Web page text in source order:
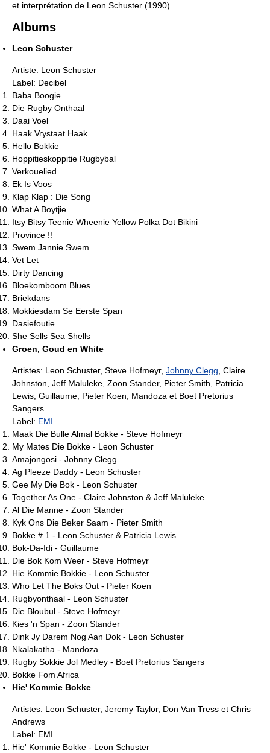
et interprétation de Leon Schuster (1990)
Albums
Leon Schuster
Artiste: Leon Schuster
Label: Decibel
Baba Boogie
Die Rugby Onthaal
Daai Voel
Haak Vrystaat Haak
Hello Bokkie
Hoppitieskoppitie Rugbybal
Verkouelied
Ek Is Voos
Klap Klap : Die Song
What A Boytjie
Itsy Bitsy Teenie Wheenie Yellow Polka Dot Bikini
Province !!
Swem Jannie Swem
Vet Let
Dirty Dancing
Bloekomboom Blues
Briekdans
Mokkiesdam Se Eerste Span
Dasiefoutie
She Sells Sea Shells
Groen, Goud en White
Artistes: Leon Schuster, Steve Hofmeyr, Johnny Clegg , Claire
Johnston, Jeff Maluleke, Zoon Stander, Pieter Smith, Patricia
Lewis, Guillaume, Pieter Koen, Mandoza et Boet Pretorius
Sangers
Label: EMI
Maak Die Bulle Almal Bokke - Steve Hofmeyr
My Mates Die Bokke - Leon Schuster
Amajongosi - Johnny Clegg
Ag Pleeze Daddy - Leon Schuster
Gee My Die Bok - Leon Schuster
Together As One - Claire Johnston & Jeff Maluleke
Al Die Manne - Zoon Stander
Kyk Ons Die Beker Saam - Pieter Smith
Bokke # 1 - Leon Schuster & Patricia Lewis
Bok-Da-Idi - Guillaume
Die Bok Kom Weer - Steve Hofmeyr
Hie Kommie Bokkie - Leon Schuster
Who Let The Boks Out - Pieter Koen
Rugbyonthaal - Leon Schuster
Die Bloubul - Steve Hofmeyr
Kies 'n Span - Zoon Stander
Dink Jy Darem Nog Aan Dok - Leon Schuster
Nkalakatha - Mandoza
Rugby Sokkie Jol Medley - Boet Pretorius Sangers
Bokke Fom Africa
Hie' Kommie Bokke
Artistes: Leon Schuster, Jeremy Taylor, Don Van Tress et Chris
Andrews
Label: EMI
Hie' Kommie Bokke - Leon Schuster